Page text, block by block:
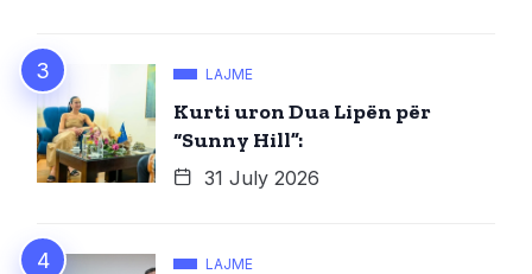
LAJME
Kurti uron Dua Lipën për
“Sunny Hill”:
31 July 2026
LAJME